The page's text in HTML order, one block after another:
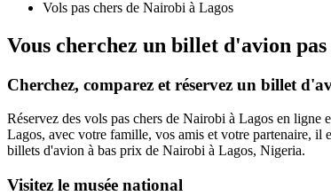
Vols pas chers de Nairobi à Lagos
Vous cherchez un billet d'avion
Cherchez, comparez et réservez un billet
Réservez des vols pas chers de Nairobi à Lagos en
Lagos, avec votre famille, vos amis et votre partenaire, il
billets d'avion à bas prix de Nairobi à Lagos, Nigeria.
Visitez le musée national